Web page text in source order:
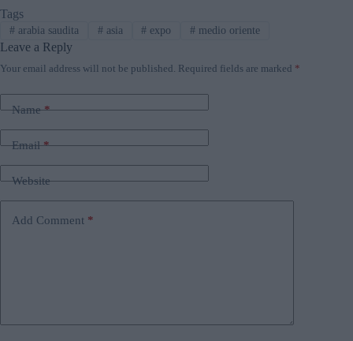
Tags
#arabia saudita #asia # expo # medio oriente
Leave a Reply
Your email address will not be published. Required fields are marked *
Name*
Email*
Website
Add Comment *